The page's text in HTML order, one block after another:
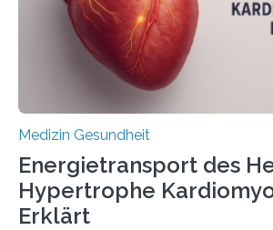
dienen könnte. Darmkrebs zählt
häufigsten Krebsarten und stellt…
Medizin Gesundheit
Energietransport des
Hypertrophe
Erklärt